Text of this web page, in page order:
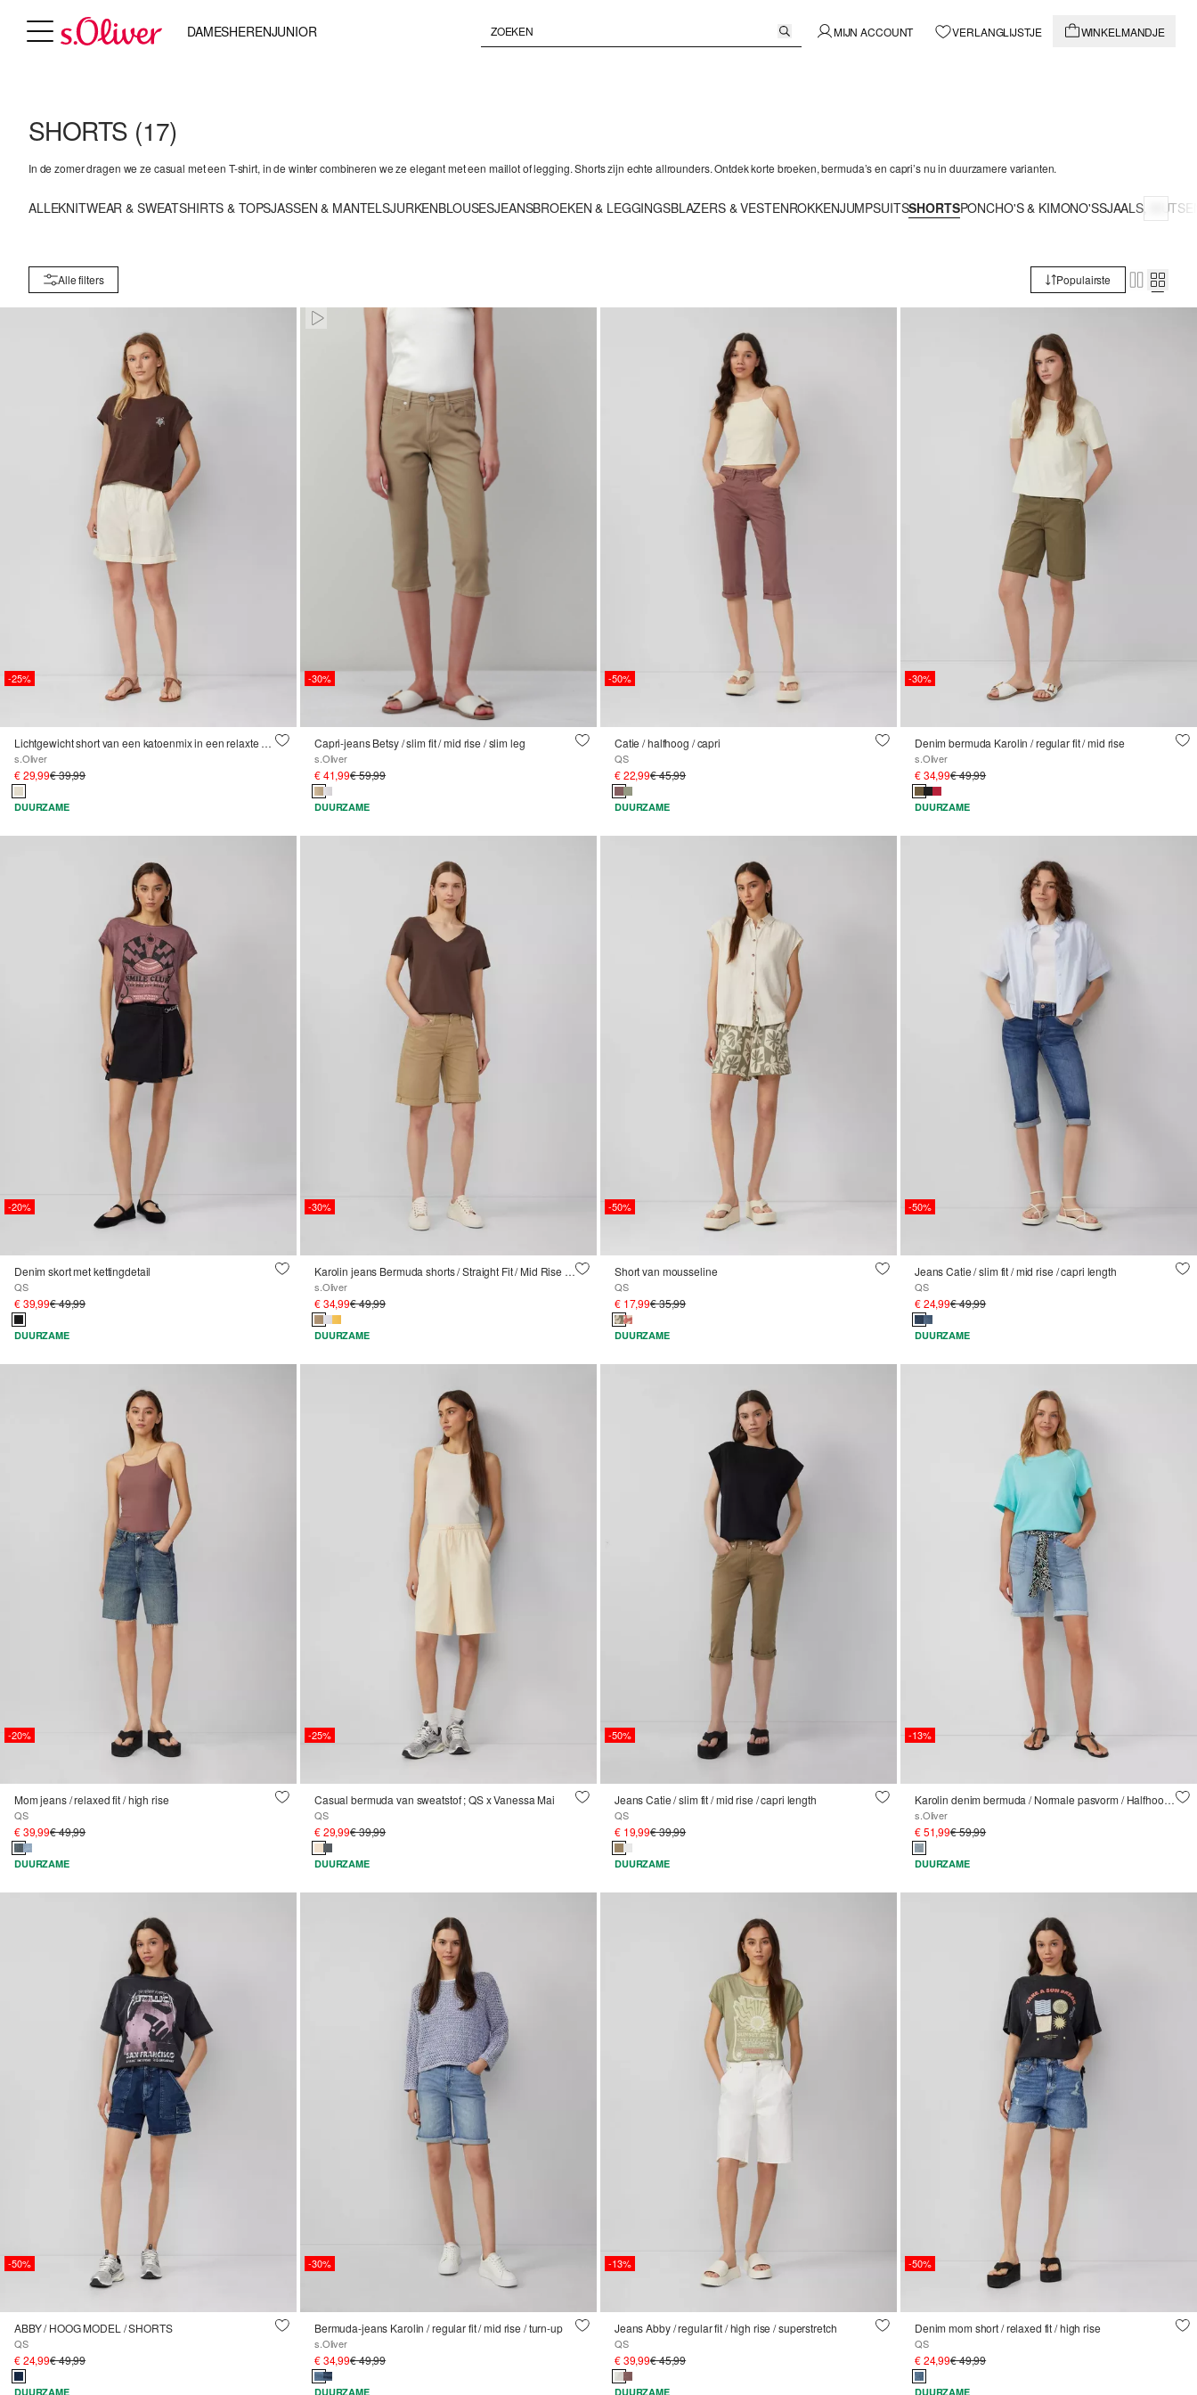
DAMESHERENJUNIOR MIJN ACCOUNT VERLANGLIJSTJE WINKELMANDJE
SHORTS (17)
In de zomer dragen we ze casual met een T-shirt, in de winter combineren we ze elegant met een maillot of legging. Shorts zijn echte allrounders. Ontdek korte broeken, bermuda’s en capri’s nu in duurzamere varianten.
ALLEKNITWEAR & SWEATSHIRTS & TOPSJASSEN & MANTELSJURKENBLOUSESJEANSBROEKEN & LEGGINGSBLAZERS & VESTENROKKENJUMPSUITSSHORTSPONCHO'S & KIMONO'SSJAALS,
Alle filters Populairste
-25%
Lichtgewicht short van een katoenmix in een relaxte pasvorm
s.Oliver
€ 29,99€ 39,99
DUURZAME
Paused • Muted
-30%
Capri-jeans Betsy / slim fit / mid rise / slim leg
s.Oliver
€ 41,99€ 59,99
DUURZAME
-50%
Catie / halfhoog / capri
QS
€ 22,99€ 45,99
DUURZAME
-30%
Denim bermuda Karolin / regular fit / mid rise
s.Oliver
€ 34,99€ 49,99
DUURZAME
-20%
Denim skort met kettingdetail
QS
€ 39,99€ 49,99
DUURZAME
-30%
Karolin jeans Bermuda shorts / Straight Fit / Mid Rise / Rechte pijp
s.Oliver
€ 34,99€ 49,99
DUURZAME
-50%
Short van mousseline
QS
€ 17,99€ 35,99
DUURZAME
-50%
Jeans Catie / slim fit / mid rise / capri length
QS
€ 24,99€ 49,99
DUURZAME
-20%
Mom jeans / relaxed fit / high rise
QS
€ 39,99€ 49,99
DUURZAME
-25%
Casual bermuda van sweatstof ; QS x Vanessa Mai
QS
€ 29,99€ 39,99
DUURZAME
-50%
Jeans Catie / slim fit / mid rise / capri length
QS
€ 19,99€ 39,99
DUURZAME
-13%
Karolin denim bermuda / Normale pasvorm / Halfhoog / Strikband
s.Oliver
€ 51,99€ 59,99
DUURZAME
-50%
ABBY / HOOG MODEL / SHORTS
QS
€ 24,99€ 49,99
DUURZAME
-30%
Bermuda-jeans Karolin / regular fit / mid rise / turn-up
s.Oliver
€ 34,99€ 49,99
DUURZAME
-13%
Jeans Abby / regular fit / high rise / superstretch
QS
€ 39,99€ 45,99
DUURZAME
-50%
Denim mom short / relaxed fit / high rise
QS
€ 24,99€ 49,99
DUURZAME